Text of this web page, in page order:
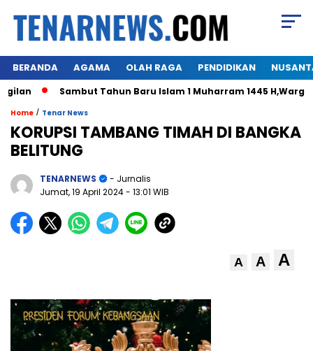
BERANDA AGAMA OLAH RAGA PENDIDIKAN
Sambut Tahun Baru Islam 1 Muharram 1445 H,Warga
Home / Tenar News
KORUPSI TAMBANG TIMAH DI BANGKA
BELITUNG
TENARNEWS
- Jurnalis
Jumat, 19 April 2024- 13:01 WIB
A A A